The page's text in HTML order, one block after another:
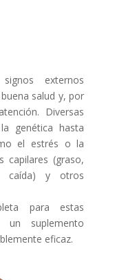
externos
salud y, por
Diversas
genética hasta
el estrés o la
capilares (graso,
caída) y otros
para estas
un suplemento
eficaz.